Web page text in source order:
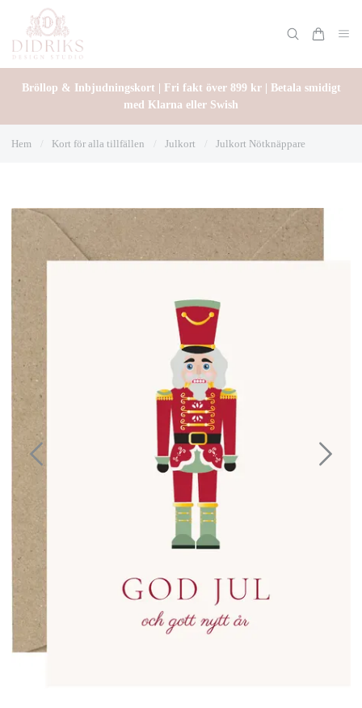
Bröllop & Inbjudningskort | Fri fakt över 899 kr | Betala smidigt
med Klarna eller Swish
Hem Kort för alla tillfällen Julkort Julkort Nötknäppare